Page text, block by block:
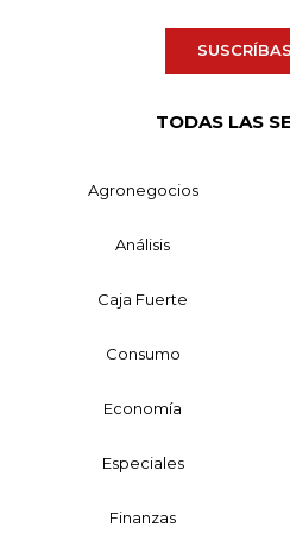
TODAS LAS
Agronegocios
Análisis
Caja Fuerte
Consumo
Economía
Especiales
Finanzas